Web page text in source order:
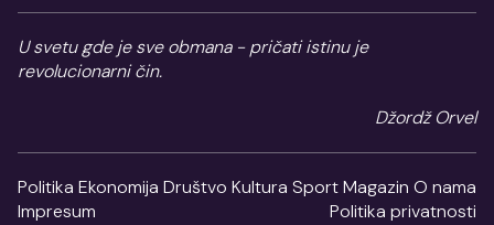
U svetu gde je sve obmana - pričati istinu je
revolucionarni čin.
Džordž Orvel
Politika Ekonomija Društvo Kultura SportMagazin O nama
Impresum
Politika privatnosti